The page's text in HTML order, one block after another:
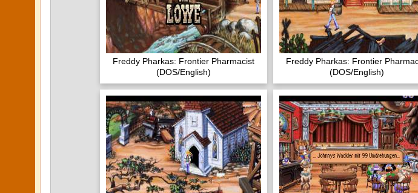
Freddy Pharkas: Frontier Pharmacist
(DOS/English)
Freddy Pharkas: Frontier
(DOS/English)